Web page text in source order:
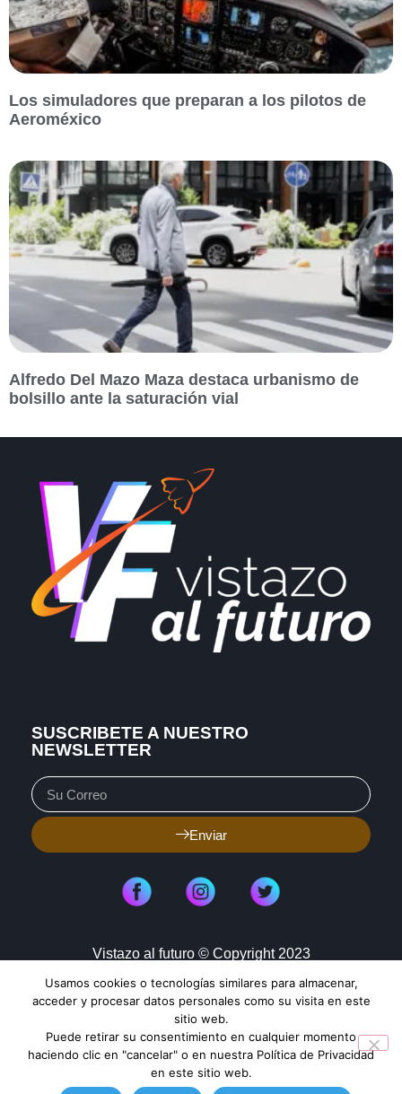
Los simuladores que preparan a los pilotos de
Aeroméxico
Alfredo Del Mazo Maza destaca urbanismo de
bolsillo ante la saturación vial
SUSCRIBETE A NUESTRO
NEWSLETTER
Enviar
Vistazo al futuro © Copyright 2023
Aviso de Privacidad
Política de Cookies
Mapa de Sitio
TENDENCIAS HOY
Usamos cookies o tecnologías similares para almacenar,
acceder y procesar datos personales como su visita en este
sitio web.
Puede retirar su consentimiento en cualquier momento
haciendo clic en "cancelar" o en nuestra Política de Privacidad
en este sitio web.